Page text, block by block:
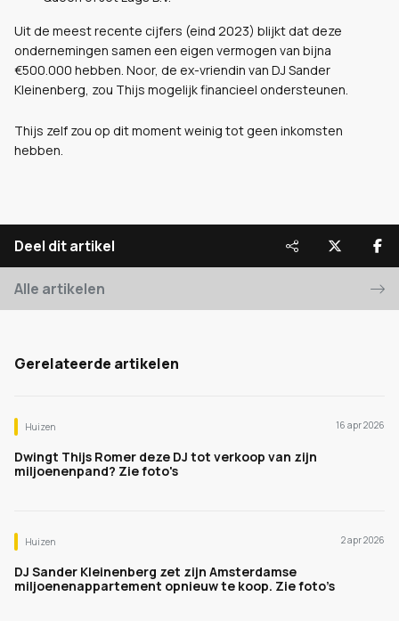
Uit de meest recente cijfers (eind 2023) blijkt dat deze
ondernemingen samen een eigen vermogen van bijna
€500.000 hebben. Noor, de ex-vriendin van DJ Sander
Kleinenberg, zou Thijs mogelijk financieel ondersteunen.
Thijs zelf zou op dit moment weinig tot geen inkomsten
hebben.
Deel dit artikel
Alle artikelen
Gerelateerde artikelen
Huizen 16 apr 2026
Dwingt Thijs Romer deze DJ tot verkoop van zijn
miljoenenpand? Zie foto's
Huizen 2 apr 2026
DJ Sander Kleinenberg zet zijn Amsterdamse
miljoenenappartement opnieuw te koop. Zie foto’s